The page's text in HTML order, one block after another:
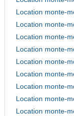
Location monte-
Location monte-
Location monte-
Location monte-
Location monte-
Location monte-
Location monte-
Location monte-
Location monte-